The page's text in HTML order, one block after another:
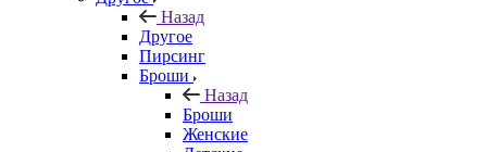
Назад
Другое
Пирсинг
Броши
Назад
Броши
Женские